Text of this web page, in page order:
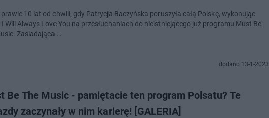
prawie 10 lat od chwili, gdy Patrycja Baczyńska poruszyła całą Polskę, wykonując
Will Always Love You na przesłuchaniach do nieistniejącego już programu Must Be
Zasiadająca …
dodano 13-1-2023
Be The Music - pamiętacie ten program Polsatu? Te
zaczynały w nim karierę! [GALERIA]